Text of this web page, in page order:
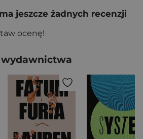
jeszcze żadnych recenzji
ocenę!
wydawnictwa